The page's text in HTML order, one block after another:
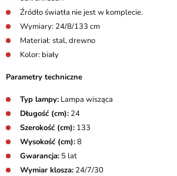
Źródło światła nie jest w komplecie.
Wymiary: 24/8/133 cm
Materiał: stal, drewno
Kolor: biały
Parametry techniczne
Typ lampy: Lampa wisząca
Długość (cm): 24
Szerokość (cm): 133
Wysokość (cm):8
Gwarancja: 5 lat
Wymiar klosza: 24/7/30